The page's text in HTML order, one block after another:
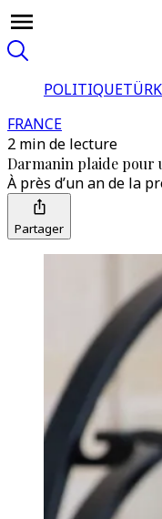
POLITIQUE
FRANCE
2 min de lecture
Darmanin plaide pour
À près d’un an de la
Partager